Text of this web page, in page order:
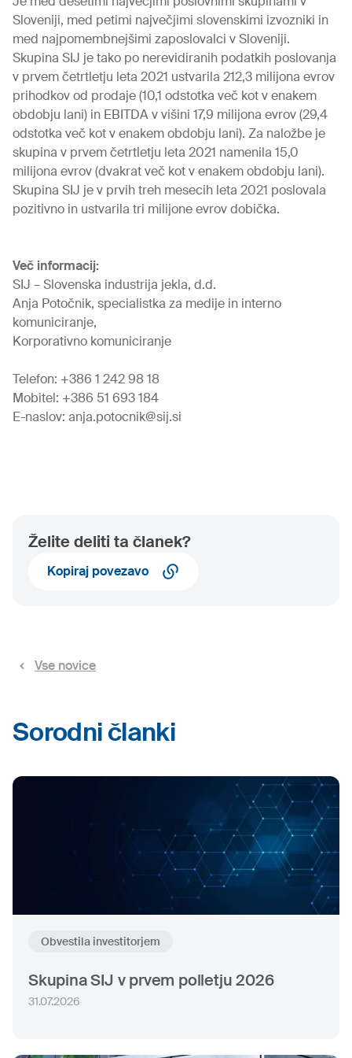
Sloveniji, med petimi največjimi slovenskimi izvozniki in
med najpomembnejšimi zaposlovalci v Sloveniji.
Skupina SIJ je tako po nerevidiranih podatkih poslovanja
v prvem četrtletju leta 2021 ustvarila 212,3 milijona evrov
prihodkov od prodaje (10,1 odstotka več kot v enakem
obdobju lani) in EBITDA v višini 17,9 milijona evrov (29,4
odstotka več kot v enakem obdobju lani). Za naložbe je
skupina v prvem četrtletju leta 2021 namenila 15,0
milijona evrov (dvakrat več kot v enakem obdobju lani).
Skupina SIJ je v prvih treh mesecih leta 2021 poslovala
pozitivno in ustvarila tri milijone evrov dobička.
Več informacij:
SIJ – Slovenska industrija jekla, d.d.
Anja Potočnik, specialistka za medije in interno
komuniciranje,
Korporativno komuniciranje
Telefon: +386 1 242 98 18
Mobitel: +386 51 693 184
E-naslov: anja.potocnik@sij.si
Želite deliti ta članek?
Kopiraj povezavo
Vse novice
Sorodni članki
Obvestila investitorjem
Skupina SIJ v prvem polletju 2026
31.07.2026